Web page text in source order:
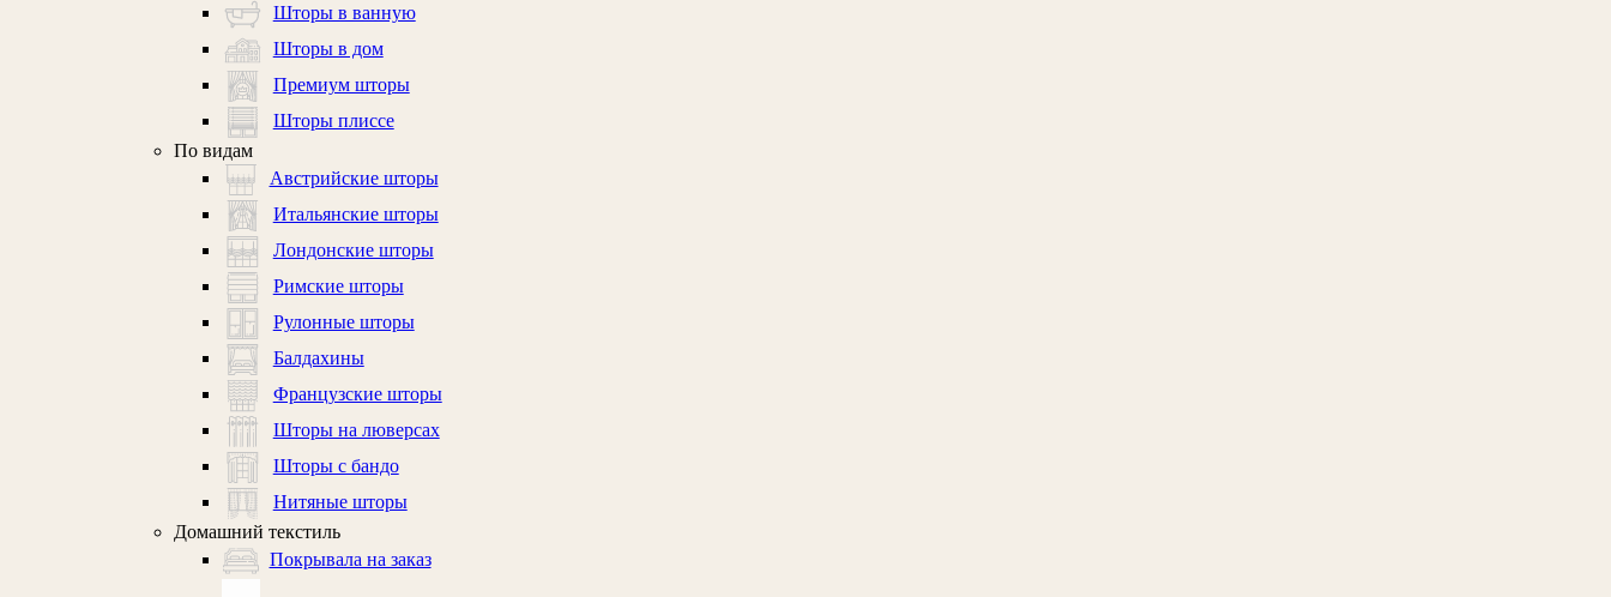
Шторы в ванную
Шторы в дом
Премиум шторы
Шторы плиссе
По видам
Австрийские шторы
Итальянские шторы
Лондонские шторы
Римские шторы
Рулонные шторы
Балдахины
Французские шторы
Шторы на люверсах
Шторы с бандо
Нитяные шторы
Домашний текстиль
Покрывала на заказ